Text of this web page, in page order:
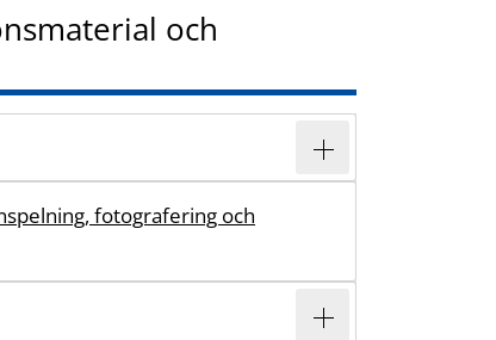
och
fotografering och